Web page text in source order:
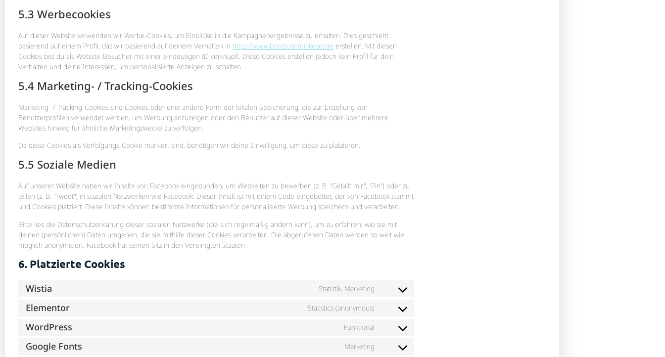
5.3 Werbecookies
Auf dieser Website verwenden wir Werbe-Cookies, um Einblicke in die Kampagnenergebnisse zu erhalten. Dies geschieht
basierend auf einem Profil, das wir basierend auf deinem Verhalten in https://www.bootscenter-keser.de erstellen. Mit diesen
Cookies bist du als Website-Besucher mit einer eindeutigen ID verknüpft. Diese Cookies erstellen jedoch kein Profil für dein
Verhalten und deine Interessen, um personalisierte Anzeigen zu schalten.
5.4 Marketing- / Tracking-Cookies
Marketing- / Tracking-Cookies sind Cookies oder eine andere Form der lokalen Speicherung, die zur Erstellung von
Benutzerprofilen verwendet werden, um Werbung anzuzeigen oder den Benutzer auf dieser Website oder über mehrere
Websites hinweg für ähnliche Marketingzwecke zu verfolgen.
Da diese Cookies als Verfolgungs-Cookie markiert sind, benötigen wir deine Einwilligung, um diese zu platzieren.
5.5 Soziale Medien
Auf unserer Website haben wir Inhalte von Facebook eingebunden, um Webseiten zu bewerben (z. B. "Gefällt mir", "Pin") oder zu
teilen (z. B. "Tweet") in sozialen Netzwerken wie Facebook. Dieser Inhalt ist mit einem Code eingebettet, der von Facebook stammt
und Cookies platziert. Diese Inhalte können bestimmte Informationen für personalisierte Werbung speichern und verarbeiten.
Bitte lies die Datenschutzerklärung dieser sozialen Netzwerke (die sich regelmäßig ändern kann), um zu erfahren, wie sie mit
deinen (persönlichen) Daten umgehen, die sie mithilfe dieser Cookies verarbeiten. Die abgerufenen Daten werden so weit wie
möglich anonymisiert. Facebook hat seinen Sitz in den Vereinigten Staaten
6. Platzierte Cookies
Wistia Statistik, Marketing
Elementor Statistics (anonymous)
WordPress Funktional
Google Fonts Marketing